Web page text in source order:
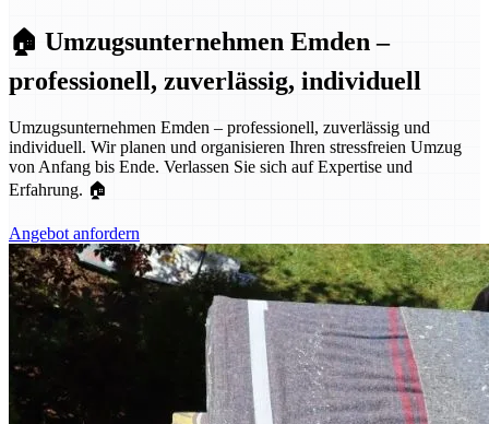
🏠 Umzugsunternehmen Emden –
professionell, zuverlässig, individuell
Umzugsunternehmen Emden – professionell, zuverlässig und
individuell. Wir planen und organisieren Ihren stressfreien Umzug
von Anfang bis Ende. Verlassen Sie sich auf Expertise und
Erfahrung. 🏠
Angebot anfordern